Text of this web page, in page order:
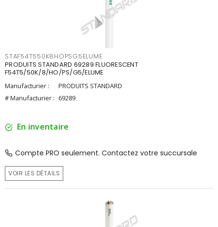
STAF54T550K8HOPSG5ELUME
PRODUITS STANDARD 69289 FLUORESCENT
F54T5/50K/8/HO/PS/G5/ELUME
Manufacturier :
PRODUITS STANDARD
# Manufacturier : 69289
En inventaire
Compte PRO seulement. Contactez votre succursale
VOIR LES DÉTAILS